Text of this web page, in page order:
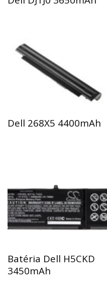
Dell 268X5 4400mAh
Batéria Dell H5CKD
3450mAh